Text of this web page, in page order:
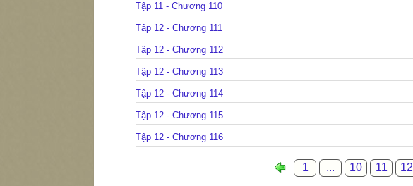
Tập 11 - Chương 110
Tập 12 - Chương 111
Tập 12 - Chương 112
Tập 12 - Chương 113
Tập 12 - Chương 114
Tập 12 - Chương 115
Tập 12 - Chương 116
1 ... 10 11 12